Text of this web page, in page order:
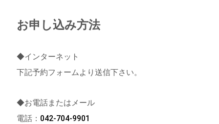
お申し込み方法
◆インターネット
下記予約フォームより送信下さい。
◆お電話またはメール
電話： 042-704-9901